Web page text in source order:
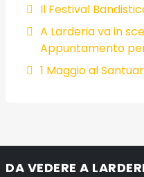
Il Festival
A Larderia va in
Appuntamento
1 Maggio al
DA VEDERE A